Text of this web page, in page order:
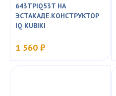
643TPIQ53T НА
ЭСТАКАДЕ.КОНСТРУКТОР
IQ KUBIKI
1 560 ₽